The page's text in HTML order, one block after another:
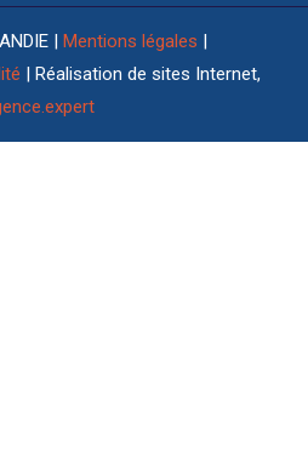
| Mentions légales |
| Réalisation de sites Internet,